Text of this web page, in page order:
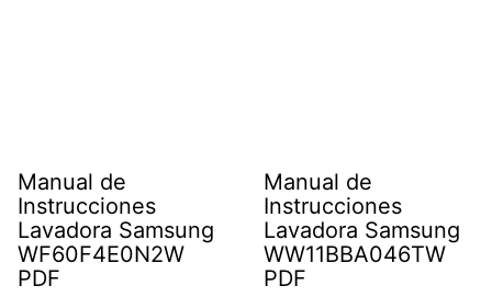
Manual de
Instrucciones
Lavadora Samsung
WF60F4E0N2W
PDF
Manual de
Instrucciones
Lavadora Samsung
WW11BBA046TW
PDF